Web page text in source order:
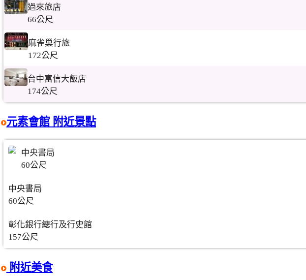
過來旅店
66公尺
麻雀巢行旅
172公尺
台中富信大飯店
174公尺
元素會館 附近景點
中央書局
60公尺
中央書局
60公尺
彰化銀行總行及行史館
157公尺
附近美食